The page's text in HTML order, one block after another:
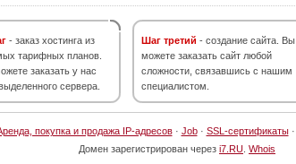
- заказ хостинга из
тарифных планов.
заказать у нас
сервера.
Шаг третий - создание сайта. Вы
можете заказать сайт любой
сложности, связавшись с нашим
специалистом.
покупка и продажа IP-адресов· Job· SSL-сертификаты·
Домен зарегистрирован через i7.RU Whois